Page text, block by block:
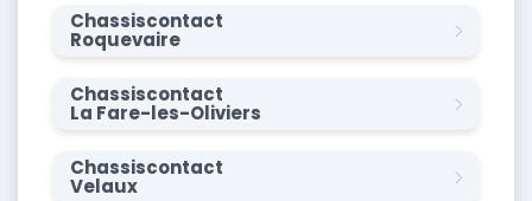
Chassiscontact
Roquevaire
Chassiscontact
La Fare-les-Oliviers
Chassiscontact
Velaux